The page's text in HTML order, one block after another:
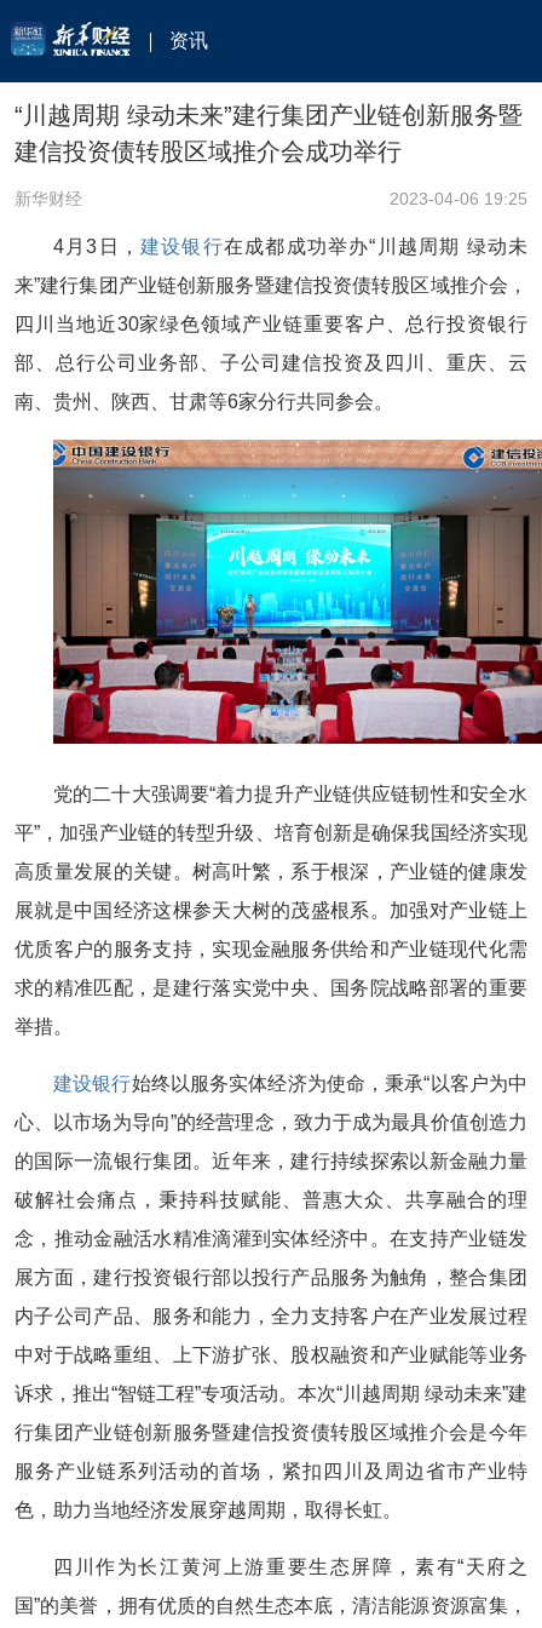
资讯
“川越周期 绿动未来”建行集团产业链创新服务暨
建信投资债转股区域推介会成功举行
新华财经 2023-04-06 19:25
4月3日，建设银行在成都成功举办“川越周期 绿动未
来”建行集团产业链创新服务暨建信投资债转股区域推介会，
四川当地近30家绿色领域产业链重要客户、总行投资银行
部、总行公司业务部、子公司建信投资及四川、重庆、云
南、贵州、陕西、甘肃等6家分行共同参会。
党的二十大强调要“着力提升产业链供应链韧性和安全水
平”，加强产业链的转型升级、培育创新是确保我国经济实现
高质量发展的关键。树高叶繁，系于根深，产业链的健康发
展就是中国经济这棵参天大树的茂盛根系。加强对产业链上
优质客户的服务支持，实现金融服务供给和产业链现代化需
求的精准匹配，是建行落实党中央、国务院战略部署的重要
举措。
建设银行始终以服务实体经济为使命，秉承“以客户为中
心、以市场为导向”的经营理念，致力于成为最具价值创造力
的国际一流银行集团。近年来，建行持续探索以新金融力量
破解社会痛点，秉持科技赋能、普惠大众、共享融合的理
念，推动金融活水精准滴灌到实体经济中。在支持产业链发
展方面，建行投资银行部以投行产品服务为触角，整合集团
内子公司产品、服务和能力，全力支持客户在产业发展过程
中对于战略重组、上下游扩张、股权融资和产业赋能等业务
诉求，推出“智链工程”专项活动。本次“川越周期 绿动未来”建
行集团产业链创新服务暨建信投资债转股区域推介会是今年
服务产业链系列活动的首场，紧扣四川及周边省市产业特
色，助力当地经济发展穿越周期，取得长虹。
四川作为长江黄河上游重要生态屏障，素有“天府之
国”的美誉，拥有优质的自然生态本底，清洁能源资源富集，